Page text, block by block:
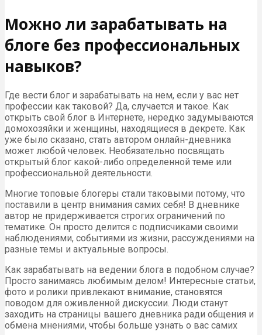
Можно ли зарабатывать на
блоге без профессиональных
навыков?
Где вести блог и зарабатывать на нем, если у вас нет
профессии как таковой? Да, случается и такое. Как
открыть свой блог в Интернете, нередко задумываются
домохозяйки и женщины, находящиеся в декрете. Как
уже было сказано, стать автором онлайн-дневника
может любой человек. Необязательно посвящать
открытый блог какой-либо определенной теме или
профессиональной деятельности.
Многие топовые блогеры стали таковыми потому, что
поставили в центр внимания самих себя! В дневнике
автор не придерживается строгих ограничений по
тематике. Он просто делится с подписчиками своими
наблюдениями, событиями из жизни, рассуждениями на
разные темы и актуальные вопросы.
Как зарабатывать на ведении блога в подобном случае?
Просто занимаясь любимым делом! Интересные статьи,
фото и ролики привлекают внимание, становятся
поводом для оживленной дискуссии. Люди станут
заходить на страницы вашего дневника ради общения и
обмена мнениями, чтобы больше узнать о вас самих